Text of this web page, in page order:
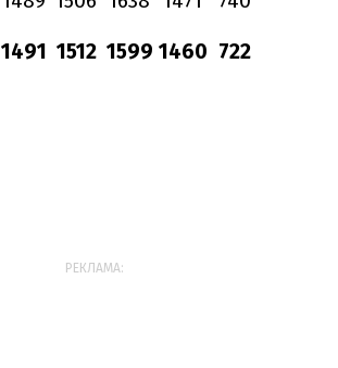
1491 1512 1599 1460 722
РЕКЛАМА: